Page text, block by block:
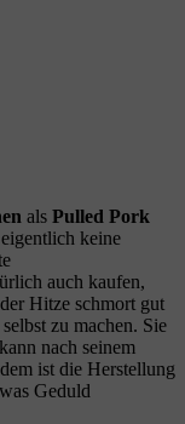
als Pulled Pork
keine
auch kaufen,
Hitze schmort gut
zu machen. Sie
nach seinem
ist die Herstellung
Geduld